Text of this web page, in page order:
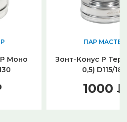
Моно
ПАР МАСТЕР
Зонт-Конус Р
0,5) D115/180
1000 ₽